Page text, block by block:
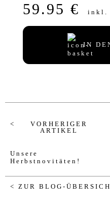
59.95 € inkl.
IN
VORHERIGER
ARTIKEL
Unsere
Herbstnovitäten!
< ZUR BLOG-